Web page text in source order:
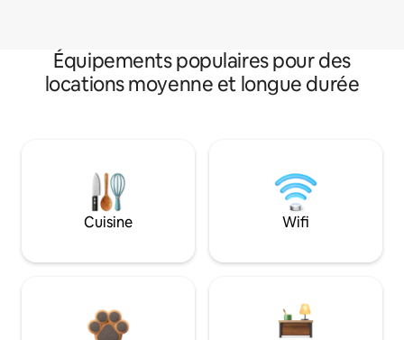
Équipements populaires pour des
locations moyenne et longue durée
Cuisine Wifi